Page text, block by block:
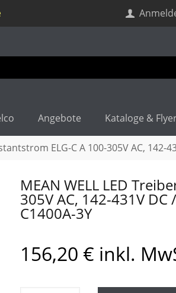
Angebote Kataloge &
ELG-C A 100-305V AC, 142-
MEAN WELL LED
305V AC, 142-431V
C1400A-3Y
156,20 € inkl.